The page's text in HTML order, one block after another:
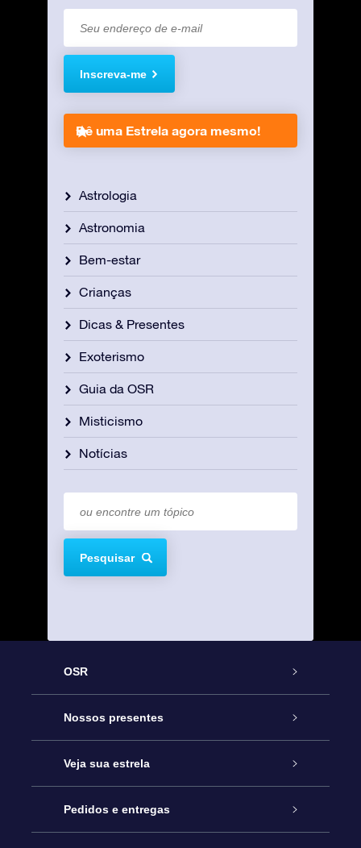
Inscreva-me
Dê uma Estrela agora mesmo!
Astrologia
Astronomia
Bem-estar
Crianças
Dicas & Presentes
Exoterismo
Guia da OSR
Misticismo
Notícias
Pesquisar
OSR
Serviço
Entre em contato conosco
Blog
Nossos presentes
Presente estrelar on-line
Pacote de presente da OSR
Veja sua estrela
Star Register
Pedidos e entregas